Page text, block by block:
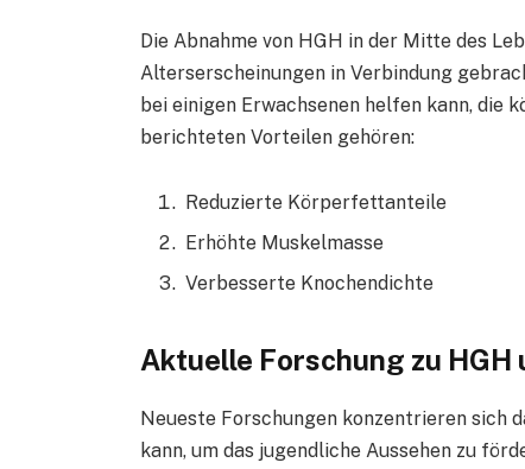
Die Abnahme von HGH in der Mitte des
Alterserscheinungen in Verbindung
bei einigen Erwachsenen helfen kann, die
berichteten Vorteilen gehören:
Reduzierte Körperfettanteile
Erhöhte Muskelmasse
Verbesserte Knochendichte
Aktuelle Forschung zu
Neueste Forschungen konzentrieren sich
kann, um das jugendliche Aussehen zu